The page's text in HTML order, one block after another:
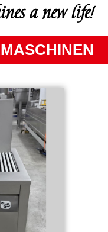
a new life!